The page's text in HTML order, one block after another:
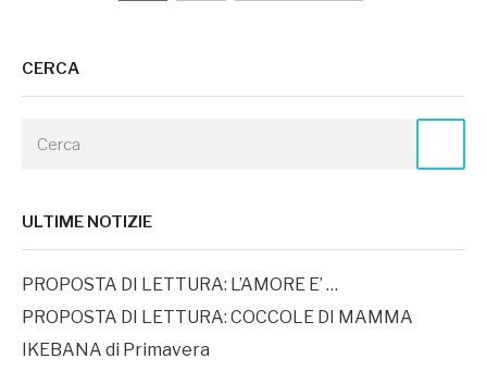
articoli
CERCA
ULTIME NOTIZIE
PROPOSTA DI LETTURA: L’AMORE E’ …
PROPOSTA DI LETTURA: COCCOLE DI MAMMA
IKEBANA di Primavera